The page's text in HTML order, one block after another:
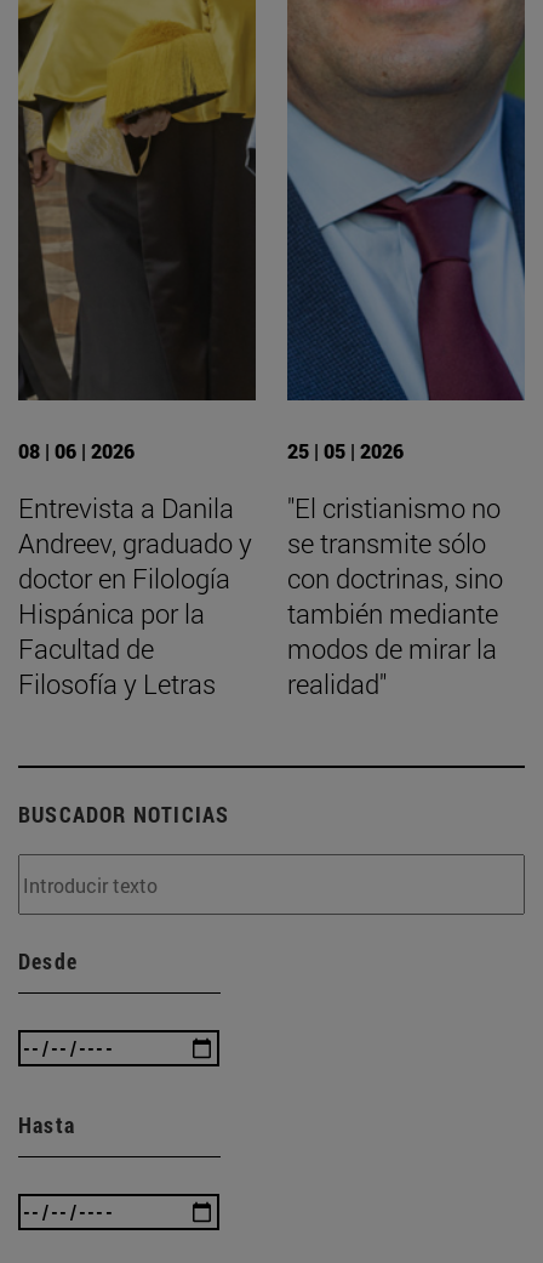
08 | 06 | 2026
Entrevista a Danila
Andreev, graduado y
doctor en Filología
Hispánica por la
Facultad de
Filosofía y Letras
25 | 05 | 2026
"El cristianismo no
se transmite sólo
con doctrinas, sino
también mediante
modos de mirar la
realidad"
BUSCADOR NOTICIAS
Desde
Hasta